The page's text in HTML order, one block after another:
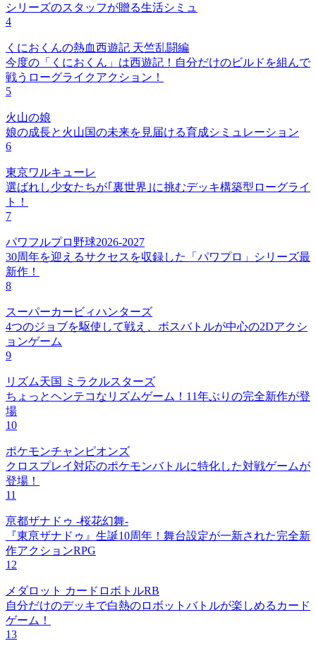
シリーズのスタッフが贈る生活シミュ
4
くにおくんの熱血西遊記 天竺乱闘編
今度の「くにおくん」は西遊記！自分だけのビルドを組んで
戦うローグライクアクション！
5
火山の娘
娘の成長と火山国の未来を見届ける育成シミュレーション
6
東京ワルキューレ
選ばれし少女たちが｢裏世界｣に挑むデッキ構築型ローグライ
ト！
7
パワフルプロ野球2026-2027
30周年を迎えるサクセスを収録した「パワプロ」シリーズ最
新作！
8
スーパーカービィハンターズ
4つのジョブを駆使して戦え、ボスバトルが中心の2Dアクシ
ョンゲーム
9
リズム天国 ミラクルスターズ
ちょっとヘンテコなリズムゲーム！11年ぶりの完全新作が登
場
10
ポケモンチャンピオンズ
クロスプレイ対応のポケモンバトルに特化した対戦ゲームが
登場！
11
亰都ザナドゥ -桜花幻舞-
『東亰ザナドゥ』生誕10周年！舞台設定が一新された完全新
作アクションRPG
12
メダロット カードロボトルRB
自分だけのデッキで白熱のロボットバトルが楽しめるカード
ゲーム！
13